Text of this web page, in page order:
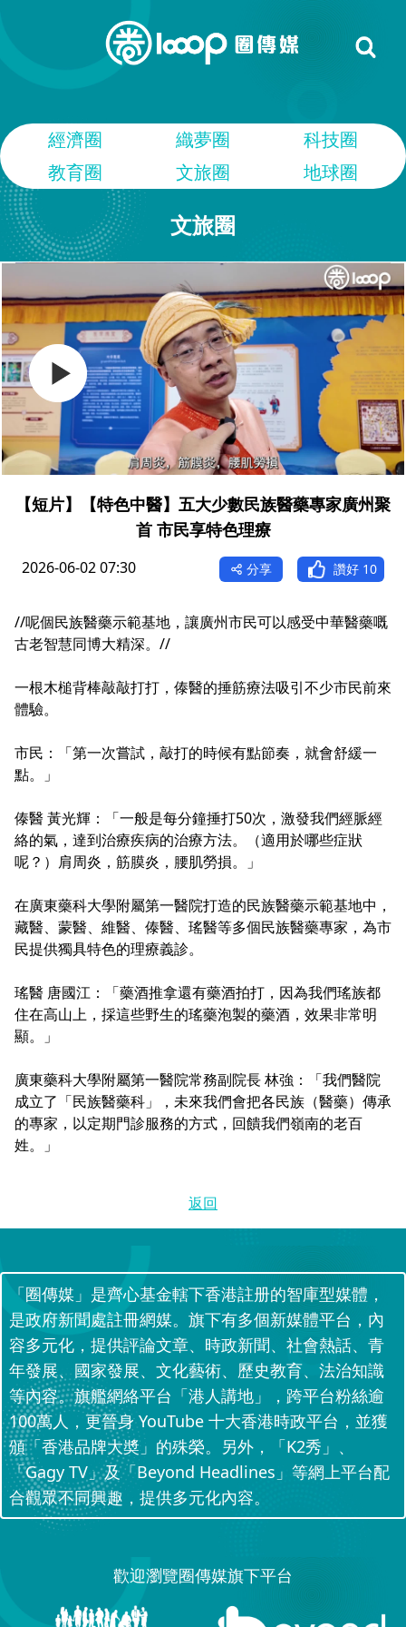
經濟圈 織夢圈
科技圈
教育圈
文旅圈 地球圈
文旅圈
【短片】【特色中醫】五大少數民族醫藥專家廣州聚
首 市民享特色理療
2026-06-02 07:30 分享 讚好 10
//呢個民族醫藥示範基地，讓廣州市民可以感受中華醫藥嘅
古老智慧同博大精深。//
一根木槌背棒敲敲打打，傣醫的捶筋療法吸引不少市民前來
體驗。
市民：「第一次嘗試，敲打的時候有點節奏，就會舒緩一
點。」
傣醫 黃光輝：「一般是每分鐘捶打50次，激發我們經脈經
絡的氣，達到治療疾病的治療方法。（適用於哪些症狀
呢？）肩周炎，筋膜炎，腰肌勞損。」
在廣東藥科大學附屬第一醫院打造的民族醫藥示範基地中，
藏醫、蒙醫、維醫、傣醫、瑤醫等多個民族醫藥專家，為市
民提供獨具特色的理療義診。
瑤醫 唐國江：「藥酒推拿還有藥酒拍打，因為我們瑤族都
住在高山上，採這些野生的瑤藥泡製的藥酒，效果非常明
顯。」
廣東藥科大學附屬第一醫院常務副院長 林強：「我們醫院
成立了「民族醫藥科」，未來我們會把各民族（醫藥）傳承
的專家，以定期門診服務的方式，回饋我們嶺南的老百
姓。」
返回
「圈傳媒」是齊心基金轄下香港註册的智庫型媒體，
是政府新聞處註冊網媒。旗下有多個新媒體平台，內
容多元化，提供評論文章、時政新聞、社會熱話、青
年發展、國家發展、文化藝術、歷史教育、法治知識
等內容。旗艦網絡平台「港人講地」，跨平台粉絲逾
100萬人，更晉身 YouTube 十大香港時政平台，並獲
頒「香港品牌大奬」的殊榮。另外，「K2秀」、
「Gagy TV」及「Beyond Headlines」等網上平台配
合觀眾不同興趣，提供多元化內容。
歡迎瀏覽圈傳媒旗下平台